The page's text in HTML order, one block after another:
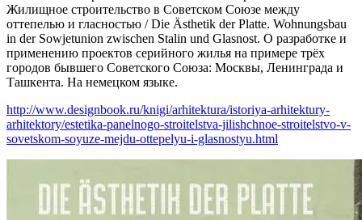
Жилищное строительство в Советском Союзе между
оттепелью и гласностью / Die Ästhetik der Platte. Wohnungsbau
in der Sowjetunion zwischen Stalin und Glasnost. О разработке и
применению проектов серийного жилья на примере трёх
городов бывшего Советского Союза: Москвы, Ленинграда и
Ташкента. На немецком языке.
http://www.designbook.ru/knigi/arhitektura/istoriya-arhitektury-
arhitektory/estetika-panelnogo-stroitelstva-jilishchnoe-stroitelstvo-v-
sovetskom-soyuze-mejdu-ottepelyu-i-glasnostyu.html